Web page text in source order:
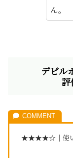
ん。
デビル
評
★★★★☆｜使い